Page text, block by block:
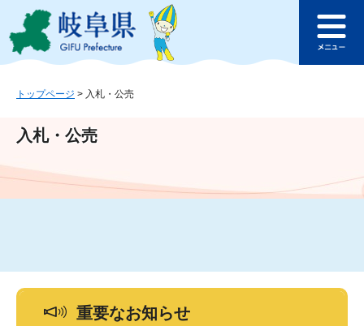
ジ
ュ
文
このページの本文へ
ュ
トップページ > 入札・公売
入札・公売
重要なお知らせ